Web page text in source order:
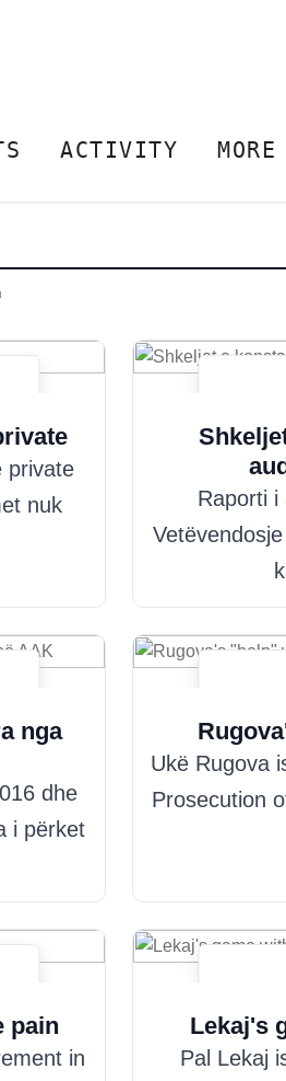
ACTIVITY MORE
private
nuk
Raporti i
nga
dhe
i përket
Ukë Rugova
Prosecution
pain
in
Lekaj's
Pal Lekaj